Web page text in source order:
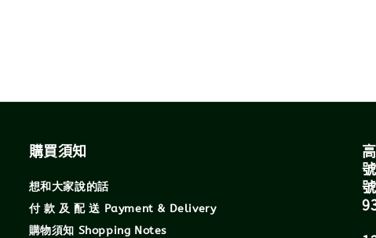
購買須知
想和大家說的話
付 款 及 配 送 Payment & Delivery
購物須知 Shopping Notes